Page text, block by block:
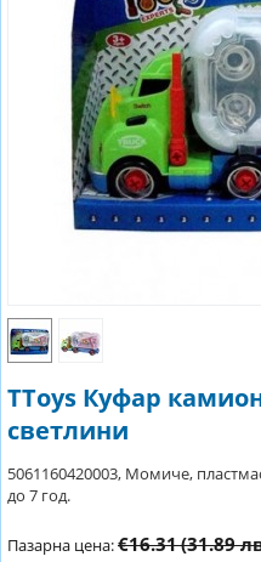
TToys Куфар
светлини
5061160420003, Момиче,
до 7 год.
Пазарна цена:€16.31(31.89